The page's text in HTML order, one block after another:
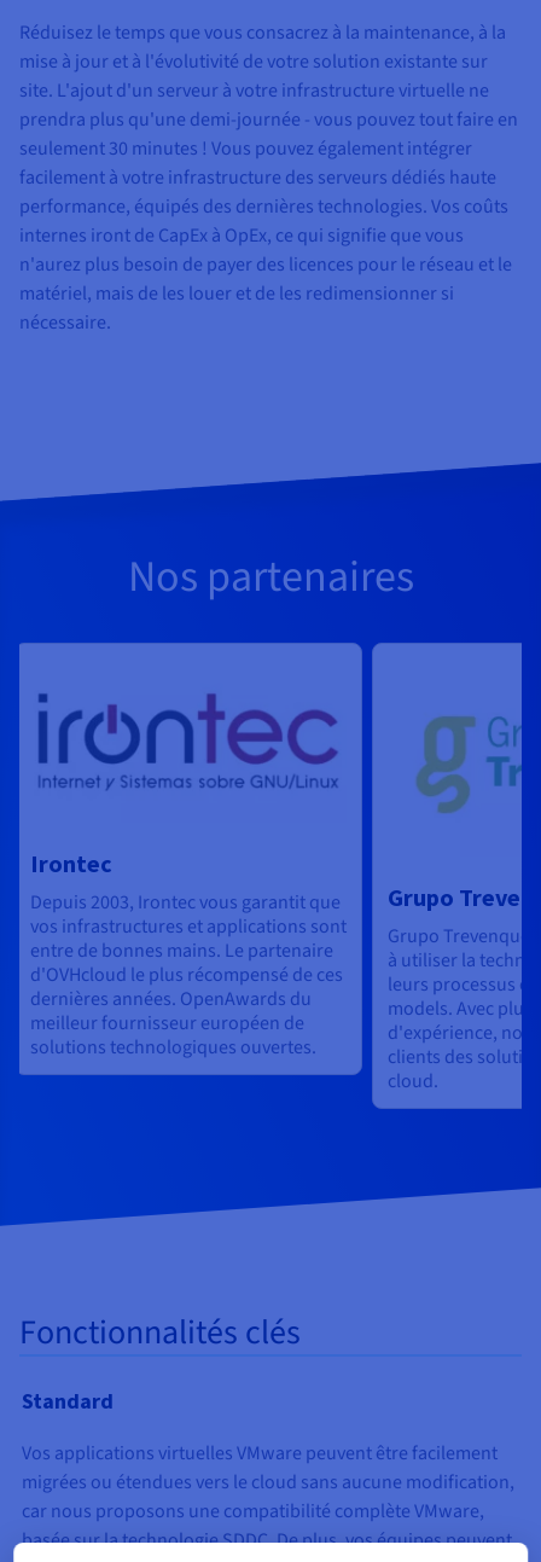
Réduisez le temps que vous consacrez à la maintenance, à la
mise à jour et à l'évolutivité de votre solution existante sur
site. L'ajout d'un serveur à votre infrastructure virtuelle ne
prendra plus qu'une demi-journée - vous pouvez tout faire en
seulement 30 minutes ! Vous pouvez également intégrer
facilement à votre infrastructure des serveurs dédiés haute
performance, équipés des dernières technologies. Vos coûts
internes iront de CapEx à OpEx, ce qui signifie que vous
n'aurez plus besoin de payer des licences pour le réseau et le
matériel, mais de les louer et de les redimensionner si
nécessaire.
Nos partenaires
Irontec
Depuis 2003, Irontec vous garantit que
vos infrastructures et applications sont
entre de bonnes mains. Le partenaire
d'OVHcloud le plus récompensé de ces
dernières années. OpenAwards du
meilleur fournisseur européen de
solutions technologiques ouvertes.
Grupo
Grupo Trevenque
à utiliser la
leurs processus
models. Avec plus
d'expérience,
clients des
cloud.
Fonctionnalités clés
Standard
Vos applications virtuelles VMware peuvent être facilement
migrées ou étendues vers le cloud sans aucune modification,
car nous proposons une compatibilité complète VMware,
basée sur la technologie SDDC. De plus, vos équipes peuvent